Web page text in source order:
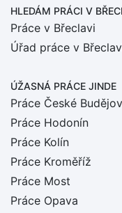
HLEDÁM PRÁCI V
Práce v Břeclavi
Úřad práce v
ÚŽASNÁ PRÁCE JINDE
Práce České
Práce Hodonín
Práce Kolín
Práce Kroměříž
Práce Most
Práce Opava